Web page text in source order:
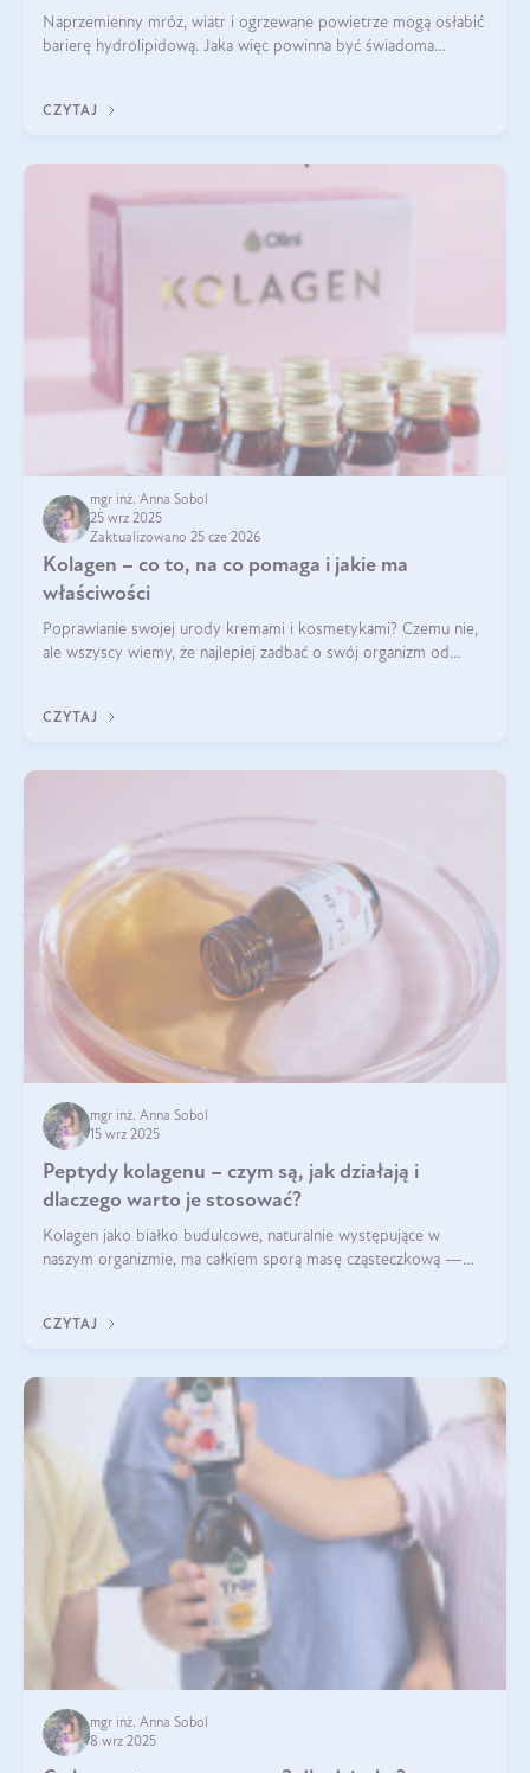
Naprzemienny mróz, wiatr i ogrzewane powietrze mogą osłabić
barierę hydrolipidową. Jaka więc powinna być świadoma
CZYTAJ
mgr inż. Anna Sobol
25 wrz 2025
Zaktualizowano 25 cze 2026
Kolagen – co to, na co pomaga i jakie ma
właściwości
Poprawianie swojej urody kremami i kosmetykami? Czemu nie,
ale wszyscy wiemy, że najlepiej zadbać o swój organizm od
wysokiej jakości suplem
CZYTAJ
mgr inż. Anna Sobol
15 wrz 2025
Peptydy kolagenu – czym są, jak działają i
dlaczego warto je stosować?
Kolagen jako białko budulcowe, naturalnie występujące w
naszym organizmie, ma całkiem sporą masę cząsteczkową —
bardziej biodostępny
CZYTAJ
mgr inż. Anna Sobol
8 wrz 2025